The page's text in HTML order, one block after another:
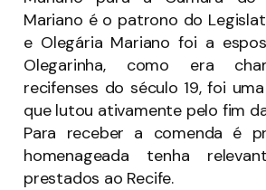
Mariano é o patrono do
e Olegária Mariano foi a
Olegarinha, como era
recifenses do século 19, foi
que lutou ativamente pelo fim
Para receber a comenda é
homenageada tenha
prestados ao Recife.